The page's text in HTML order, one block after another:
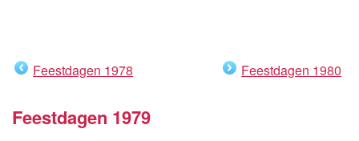
Feestdagen 1978 Feestdagen 1980
Feestdagen 1979